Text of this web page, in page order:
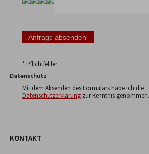
* Pflichtfelder
Datenschutz
Mit dem Absenden des Formulars habe ich die
Datenschutzerklärung zur Kenntnis genommen.
KONTAKT